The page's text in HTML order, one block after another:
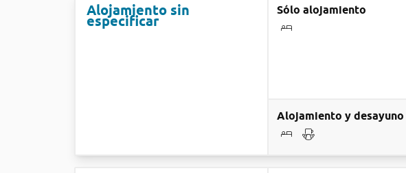
Alojamiento sin
especificar
Sólo alojamiento
Alojamiento y desayuno